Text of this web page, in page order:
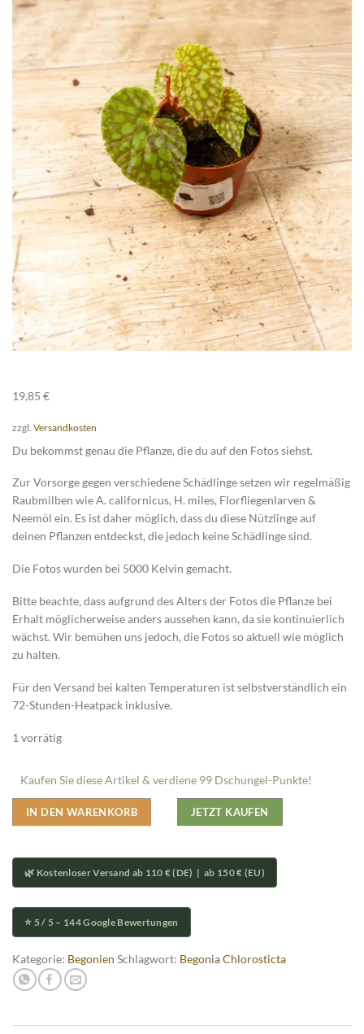
19,85 €
zzgl. Versandkosten
Du bekommst genau die Pflanze, die du auf den Fotos siehst.
Zur Vorsorge gegen verschiedene Schädlinge setzen wir regelmäßig
Raubmilben wie A. californicus, H. miles, Florfliegenlarven &
Neemöl ein. Es ist daher möglich, dass du diese Nützlinge auf
deinen Pflanzen entdeckst, die jedoch keine Schädlinge sind.
Die Fotos wurden bei 5000 Kelvin gemacht.
Bitte beachte, dass aufgrund des Alters der Fotos die Pflanze bei
Erhalt möglicherweise anders aussehen kann, da sie kontinuierlich
wächst. Wir bemühen uns jedoch, die Fotos so aktuell wie möglich
zu halten.
Für den Versand bei kalten Temperaturen ist selbstverständlich ein
72-Stunden-Heatpack inklusive.
1 vorrätig
Kaufen Sie diese Artikel & verdiene 99 Dschungel-Punkte!
IN DEN WARENKORB JETZT KAUFEN
🌿 Kostenloser Versand ab 110 € (DE) | ab 150 € (EU)
⭐ 5 / 5 – 144 Google Bewertungen
Kategorie: Begonien Schlagwort: Begonia Chlorosticta